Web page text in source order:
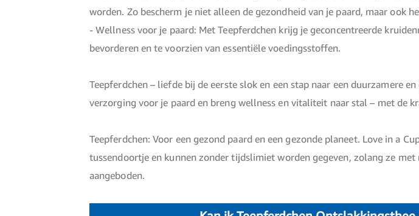
worden. Zo bescherm je niet alleen de gezondheid van je paard, maar ook
- Wellness voor je paard: Met Teepferdchen krijg je geconcentreerde
bevorderen en te voorzien van essentiële voedingsstoffen.
Teepferdchen – liefde bij de eerste slok en een stap naar een duurzamere
verzorging voor je paard en breng wellness en vitaliteit naar stal – met de
Teepferdchen: Voor een gezond paard en een gezonde planeet. Love in a
tussendoortje en kunnen zonder tijdslimiet worden gegeven, zolang ze
aangeboden.